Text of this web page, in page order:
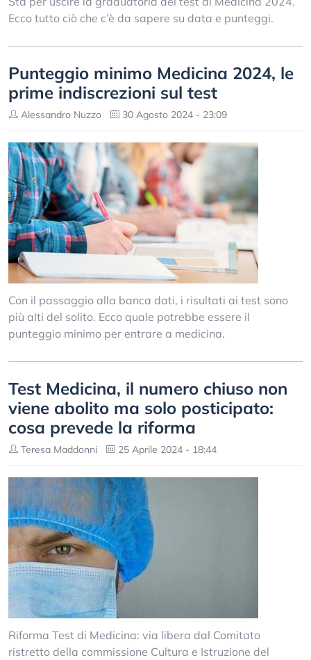
Ecco tutto ciò che c’è da sapere su data e punteggi.
Punteggio minimo Medicina 2024, le
prime indiscrezioni sul test
Alessandro Nuzzo 30 Agosto 2024 - 23:09
Con il passaggio alla banca dati, i risultati ai test sono
più alti del solito. Ecco quale potrebbe essere il
punteggio minimo per entrare a medicina.
Test Medicina, il numero chiuso non
viene abolito ma solo posticipato:
cosa prevede la riforma
Teresa Maddonni 25 Aprile 2024 - 18:44
Riforma Test di Medicina: via libera dal Comitato
ristretto della commissione Cultura e Istruzione del